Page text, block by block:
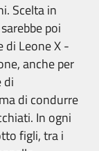
Scelta in
poi
di Leone X -
anche per
di
di condurre
In ogni
figli, tra i